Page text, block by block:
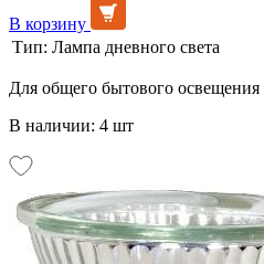
В корзину
Тип: Лампа дневного света
Для общего бытового освещения
В наличии: 4 шт